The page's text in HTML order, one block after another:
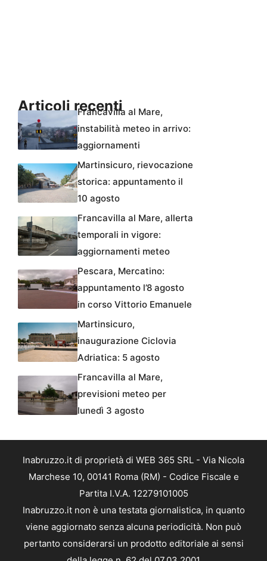
Articoli recenti
Francavilla al Mare,
instabilità meteo in arrivo:
aggiornamenti
Martinsicuro, rievocazione
storica: appuntamento il
10 agosto
Francavilla al Mare, allerta
temporali in vigore:
aggiornamenti meteo
Pescara, Mercatino:
appuntamento l’8 agosto
in corso Vittorio Emanuele
Martinsicuro,
inaugurazione Ciclovia
Adriatica: 5 agosto
Francavilla al Mare,
previsioni meteo per
lunedì 3 agosto
Inabruzzo.it di proprietà di WEB 365 SRL - Via Nicola
Marchese 10, 00141 Roma (RM) - Codice Fiscale e
Partita I.V.A. 12279101005
Inabruzzo.it non è una testata giornalistica, in quanto
viene aggiornato senza alcuna periodicità. Non può
pertanto considerarsi un prodotto editoriale ai sensi